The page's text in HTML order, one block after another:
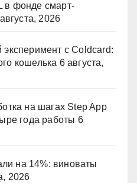
в фонде смарт-
2026
с Coldcard:
кошелька 6 августа,
на шагах Step App
года работы 6
на 14%: виноваты
2026